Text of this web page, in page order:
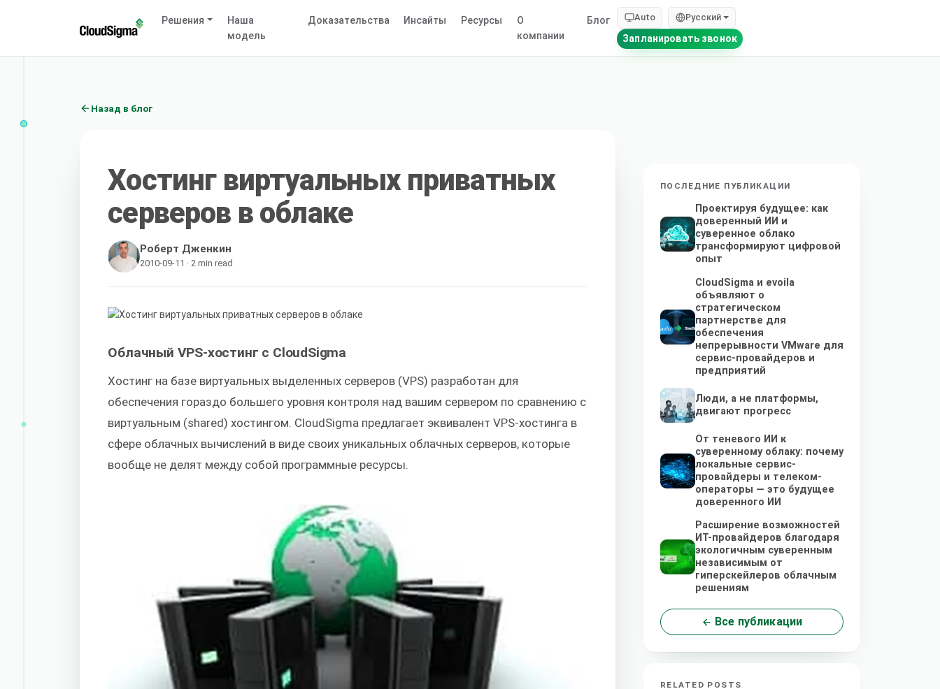
Решения
Наша
модель
Доказательства Инсайты Ресурсы
О
компании
Блог Auto Русский
Запланировать звонок
Назад в блог
Хостинг виртуальных приватных
серверов в облаке
Роберт Дженкин
2010-09-11 · 2 min read
Облачный VPS-хостинг с CloudSigma
Хостинг на базе виртуальных выделенных серверов (VPS) разработан для
обеспечения гораздо большего уровня контроля над вашим сервером по сравнению с
виртуальным (shared) хостингом. CloudSigma предлагает эквивалент VPS-хостинга в
сфере облачных вычислений в виде своих уникальных облачных серверов, которые
вообще не делят между собой программные ресурсы.
ПОСЛЕДНИЕ ПУБЛИКАЦИИ
Проектируя будущее: как
доверенный ИИ и
суверенное облако
трансформируют цифровой
опыт
CloudSigma и evoila
объявляют о
стратегическом
партнерстве для
обеспечения
непрерывности VMware для
сервис-провайдеров и
предприятий
Люди, а не платформы,
двигают прогресс
От теневого ИИ к
суверенному облаку: почему
локальные сервис-
провайдеры и телеком-
операторы — это будущее
доверенного ИИ
Расширение возможностей
ИТ-провайдеров благодаря
экологичным суверенным
независимым от
гиперскейлеров облачным
решениям
Все публикации
RELATED POSTS